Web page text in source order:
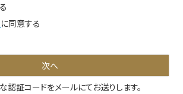
に同意する
次へ
認証コードをメールにてお送りします。